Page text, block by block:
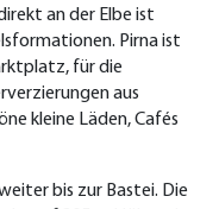
an der Elbe ist
Pirna ist
für die
aus
kleine Läden, Cafés
bis zur Bastei. Die